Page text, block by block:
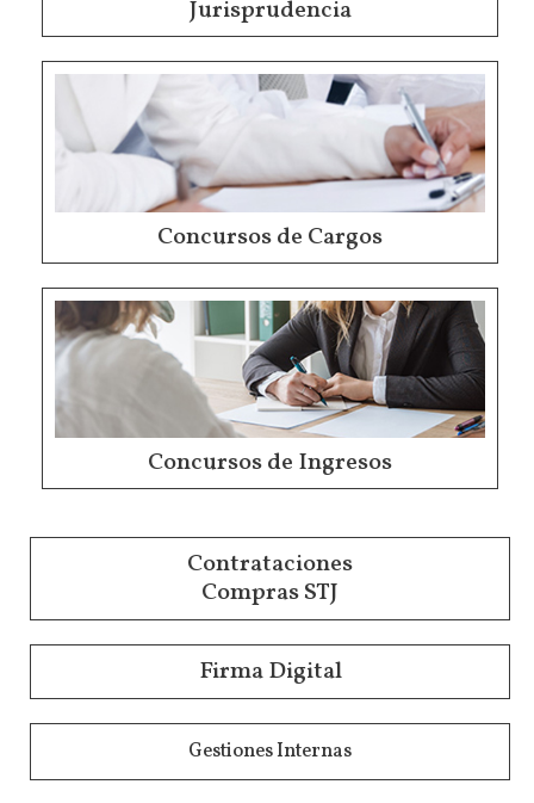
Jurisprudencia
Concursos de Cargos
Concursos de Ingresos
Contrataciones
Compras STJ
Firma Digital
Gestiones Internas